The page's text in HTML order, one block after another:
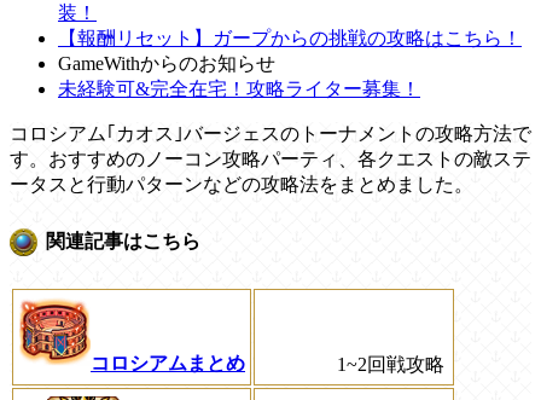
装！
【報酬リセット】ガープからの挑戦の攻略はこちら！
GameWithからのお知らせ
未経験可&完全在宅！攻略ライター募集！
コロシアム｢カオス｣バージェスのトーナメントの攻略方法で
す。おすすめのノーコン攻略パーティ、各クエストの敵ステ
ータスと行動パターンなどの攻略法をまとめました。
関連記事はこちら
コロシアムまとめ 1~2回戦攻略